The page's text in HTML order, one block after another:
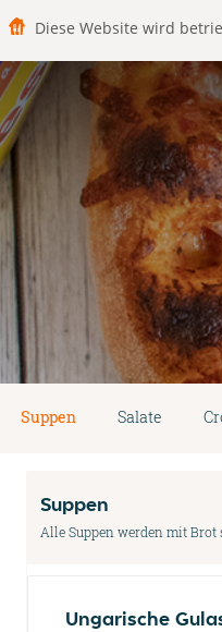
Diese Website wird
Suppen Salate
Suppen
Alle Suppen werden mit Brot
Ungarische